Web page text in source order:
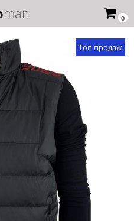
0
man
Топ продаж